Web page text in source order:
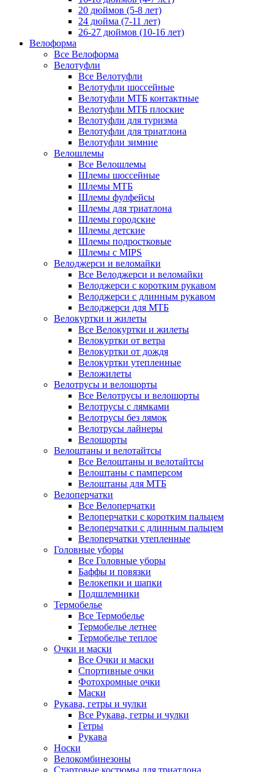
20 дюймов (5-8 лет)
24 дюйма (7-11 лет)
26-27 дюймов (10-16 лет)
Велоформа
Все Велоформа
Велотуфли
Все Велотуфли
Велотуфли шоссейные
Велотуфли МТБ контактные
Велотуфли МТБ плоские
Велотуфли для туризма
Велотуфли для триатлона
Велотуфли зимние
Велошлемы
Все Велошлемы
Шлемы шоссейные
Шлемы МТБ
Шлемы фулфейсы
Шлемы для триатлона
Шлемы городские
Шлемы детские
Шлемы подростковые
Шлемы с MIPS
Велоджерси и веломайки
Все Велоджерси и веломайки
Велоджерси с коротким рукавом
Велоджерси с длинным рукавом
Велоджерси для МТБ
Велокуртки и жилеты
Все Велокуртки и жилеты
Велокуртки от ветра
Велокуртки от дождя
Велокуртки утепленные
Веложилеты
Велотрусы и велошорты
Все Велотрусы и велошорты
Велотрусы с лямками
Велотрусы без лямок
Велотрусы лайнеры
Велошорты
Велоштаны и велотайтсы
Все Велоштаны и велотайтсы
Велоштаны с памперсом
Велоштаны для МТБ
Велоперчатки
Все Велоперчатки
Велоперчатки с коротким пальцем
Велоперчатки с длинным пальцем
Велоперчатки утепленные
Головные уборы
Все Головные уборы
Баффы и повязки
Велокепки и шапки
Подшлемники
Термобелье
Все Термобелье
Термобелье летнее
Термобелье теплое
Очки и маски
Все Очки и маски
Спортивные очки
Фотохромные очки
Маски
Рукава, гетры и чулки
Все Рукава, гетры и чулки
Гетры
Рукава
Носки
Велокомбинезоны
Стартовые костюмы для триатлона